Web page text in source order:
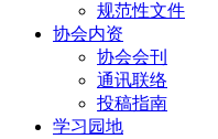
规范性文件
协会内资
协会会刊
通讯联络
投稿指南
学习园地